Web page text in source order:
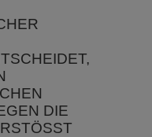
DIE